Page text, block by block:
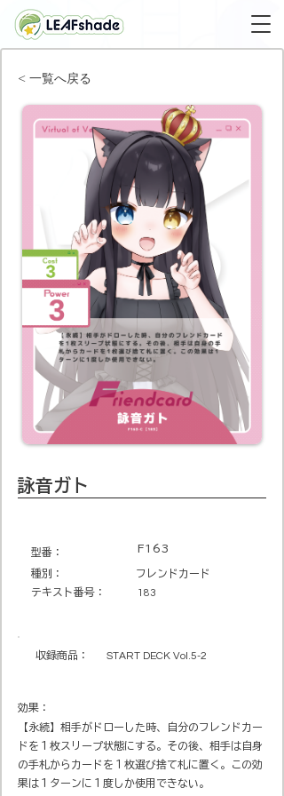
詠音ガト
​型番​： F163
種別：
フレンドカード
テキスト番号​：
183
収録商品​： START DECK Vol.5-2
効果：
【永続】相手がドローした時、自分のフレンドカー
ドを１枚スリープ状態にする。その後、相手は自身
の手札からカードを１枚選び捨て札に置く。この効
果は１ターンに１度しか使用できない。
< 一覧へ戻る